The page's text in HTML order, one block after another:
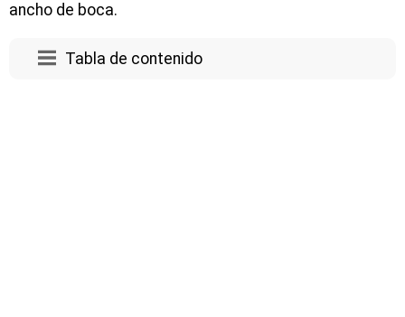
ancho de boca.
Tabla de contenido